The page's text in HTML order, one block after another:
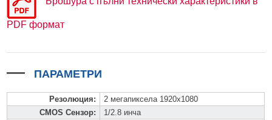
PDF формат
ПАРАМЕТРИ
Резолюция:
2 мегапиксела 1920x1080
CMOS Сензор:
1/2.8 инча